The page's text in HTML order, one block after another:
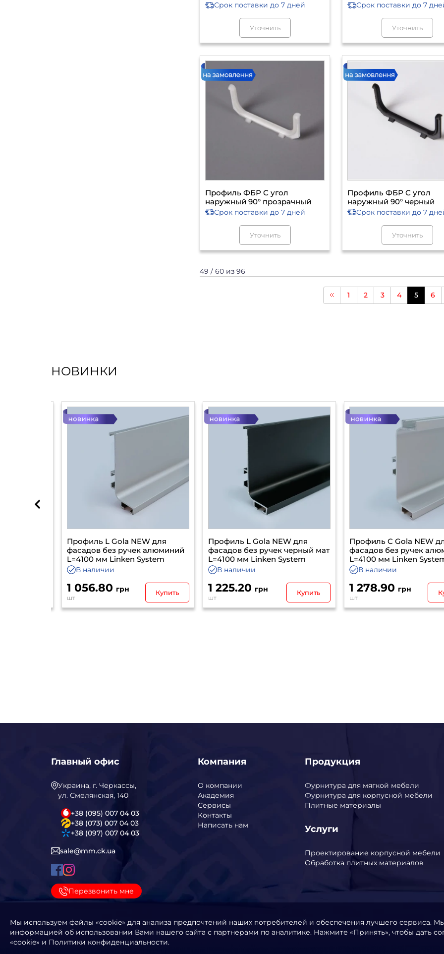
Срок поставки до 7 дней
Уточнить
Срок поставки до 7
Уточнить
Профиль ФБР C угол
наружный 90° прозрачный
Срок поставки до 7 дней
Уточнить
Профиль ФБР C угол
наружный 90° черный
Срок поставки до 7
Уточнить
49 / 60 из 96
1 2 3 4 5 6
НОВИНКИ
Профиль L Gola NEW для
фасадов без ручек алюминий
L=4100 мм Linken System
В наличии
1 056.80грн
шт
Купить
Профиль L Gola NEW для
фасадов без ручек черный мат
L=4100 мм Linken System
В наличии
1 225.20грн
шт
Купить
Профиль C Gola NEW для
фасадов без ручек
L=4100 мм Linken System
В наличии
1 278.90грн
шт
Главный офис
Украина, г. Черкассы,
ул. Смелянская, 140
+38 (095) 007 04 03
+38 (073) 007 04 03
+38 (097) 007 04 03
sale@mm.ck.ua
Перезвонить мне
Компания
О компании
Академия
Сервисы
Контакты
Написать нам
Продукция
Фурнитура для мягкой мебели
Фурнитура для корпусной мебели
Плитные материалы
Услуги
Проектирование корпусной мебели
Обработка плитных материалов
Мы используем файлы «cookie» для анализа предпочтений наших потребителей и обеспечения лучшего сервиса.
информацией об использовании Вами нашего сайта с партнерами по аналитике. Нажмите «Принять», чтобы дать
«cookie» и Политики конфиденциальности.